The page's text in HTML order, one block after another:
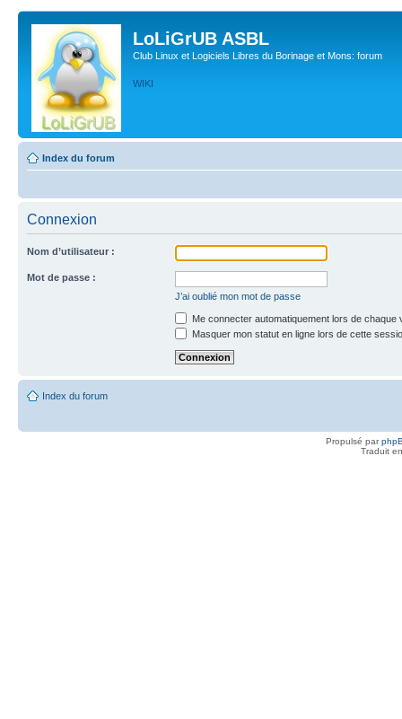
LoLiGrUB ASBL
Club Linux et Logiciels Libres du Borinage et Mons: forum
WIKI
Index du forum
Connexion
Nom d’utilisateur :
Mot de passe :
J’ai oublié mon mot de passe
Me connecter automatiquement lors de chaque
Masquer mon statut en ligne lors de cette
Index du forum
Propulsé par
Traduit